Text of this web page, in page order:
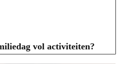
vol activiteiten?